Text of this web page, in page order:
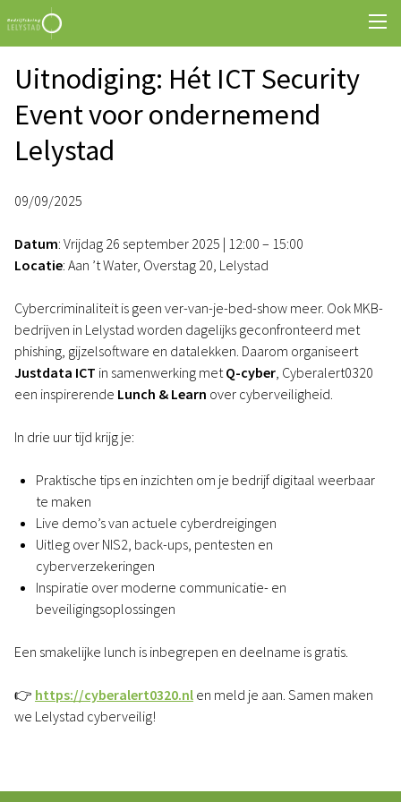
Uitnodiging: Hét ICT Security
Event voor ondernemend
Lelystad
09/09/2025
Datum: Vrijdag 26 september 2025 | 12:00 – 15:00
Locatie: Aan ’t Water, Overstag 20, Lelystad
Cybercriminaliteit is geen ver-van-je-bed-show meer. Ook MKB-
bedrijven in Lelystad worden dagelijks geconfronteerd met
phishing, gijzelsoftware en datalekken. Daarom organiseert
Justdata ICT in samenwerking metQ-cyber, Cyberalert0320
een inspirerende Lunch & Learn over cyberveiligheid.
In drie uur tijd krijg je:
Praktische tips en inzichten om je bedrijf digitaal weerbaar
te maken
Live demo’s van actuele cyberdreigingen
Uitleg over NIS2, back-ups, pentesten en
cyberverzekeringen
Inspiratie over moderne communicatie- en
beveiligingsoplossingen
Een smakelijke lunch is inbegrepen en deelname is gratis.
👉 https://cyberalert0320.nl en meld je aan. Samen maken
we Lelystad cyberveilig!